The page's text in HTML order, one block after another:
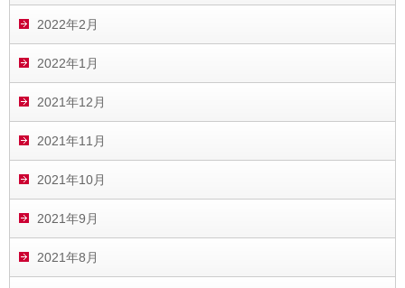
2022年2月
2022年1月
2021年12月
2021年11月
2021年10月
2021年9月
2021年8月